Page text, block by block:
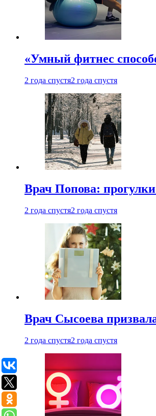
«Умный фитнес
2 года спустя2 года спустя
Врач Попова:
2 года спустя2 года спустя
Врач Сысоева
2 года спустя2 года спустя